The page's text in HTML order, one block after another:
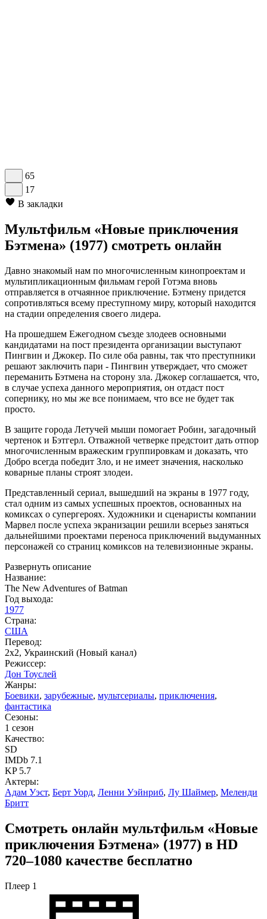
65
17
В закладки
Мультфильм «Новые приключения
Бэтмена» (1977) смотреть онлайн
Давно знакомый нам по многочисленным кинопроектам и
мультипликационным фильмам герой Готэма вновь
отправляется в отчаянное приключение. Бэтмену придется
сопротивляться всему преступному миру, который находится
на стадии определения своего лидера.
На прошедшем Ежегодном съезде злодеев основными
кандидатами на пост президента организации выступают
Пингвин и Джокер. По силе оба равны, так что преступники
решают заключить пари - Пингвин утверждает, что сможет
переманить Бэтмена на сторону зла. Джокер соглашается, что,
в случае успеха данного мероприятия, он отдаст пост
сопернику, но мы же все понимаем, что все не будет так
просто.
В защите города Летучей мыши помогает Робин, загадочный
чертенок и Бэтгерл. Отважной четверке предстоит дать отпор
многочисленным вражеским группировкам и доказать, что
Добро всегда победит Зло, и не имеет значения, насколько
коварные планы строят злодеи.
Представленный сериал, вышедший на экраны в 1977 году,
стал одним из самых успешных проектов, основанных на
комиксах о супергероях. Художники и сценаристы компании
Марвел после успеха экранизации решили всерьез заняться
дальнейшими проектами переноса приключений выдуманных
персонажей со страниц комиксов на телевизионные экраны.
Развернуть описание
Название:
The New Adventures of Batman
Год выхода:
1977
Страна:
США
Перевод:
2x2, Украинский (Новый канал)
Режиссер:
Дон Тоуслей
Жанры:
Боевики, зарубежные, мультсериалы, приключения,
фантастика
Сезоны:
1 сезон
Качество:
SD
IMDb 7.1
KP 5.7
Актеры:
Адам Уэст, Берт Уорд, Ленни Уэйнриб, Лу Шаймер, Меленди
Бритт
Смотреть онлайн мультфильм «Новые
приключения Бэтмена» (1977) в HD
720–1080 качестве бесплатно
Плеер 1